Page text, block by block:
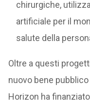
chirurgiche,
artificiale per il
salute della
Oltre a questi
nuovo bene pubblico
Horizon ha